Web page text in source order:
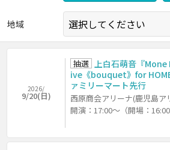
地域
2026/
9/20(日)
抽選
上白石萌音『
ive《bouquet》for
ァミリーマート先行
西原商会アリーナ(鹿児島ア
開演：17:00～（開場：16:00